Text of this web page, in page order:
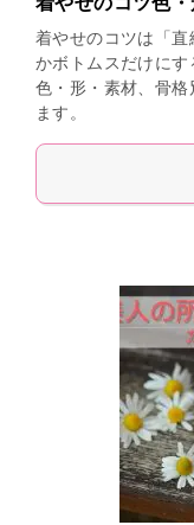
着やせのコツは「
かボトムスだけに
色・形・素材、骨
ます。